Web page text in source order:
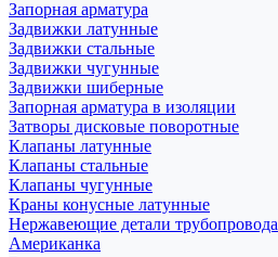
Запорная арматура
Задвижки латунные
Задвижки стальные
Задвижки чугунные
Задвижки шиберные
Запорная арматура в изоляции
Затворы дисковые поворотные
Клапаны латунные
Клапаны стальные
Клапаны чугунные
Краны конусные латунные
Нержавеющие детали трубопровода
Американка